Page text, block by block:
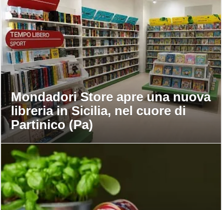
Mondadori Store apre una nuova
libreria in Sicilia, nel cuore di
Partinico (Pa)